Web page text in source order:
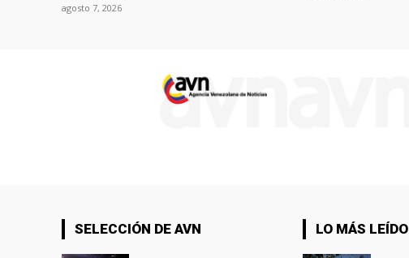
agosto 7, 2026
SELECCIÓN DE AVN LO MÁS LEÍDO